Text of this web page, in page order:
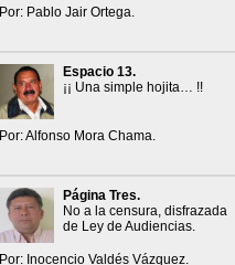
Por: Pablo Jair Ortega.
Espacio 13.
¡¡ Una simple hojita… !!
Por: Alfonso Mora Chama.
Página Tres.
No a la censura, disfrazada
de Ley de Audiencias.
Por: Inocencio Valdés Vázquez.